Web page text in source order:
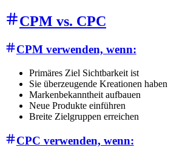
CPM vs. CPC
CPM verwenden, wenn:
Primäres Ziel Sichtbarkeit ist
Sie überzeugende Kreationen haben
Markenbekanntheit aufbauen
Neue Produkte einführen
Breite Zielgruppen erreichen
CPC verwenden, wenn: